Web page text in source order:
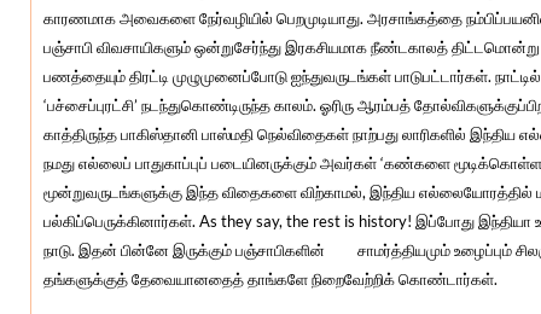
காரணமாக அவைகளை நேர்வழியில் பெறமுடியாது. அரசாங்கத்தை
பஞ்சாபி விவசாயிகளும் ஒன்றுசேர்ந்து இரகசியமாக நீண்டகாலத்
பணத்தையும் திரட்டி முழுமுனைப்போடு ஐந்துவருடங்கள் பாடுபட்டார்கள்.
‘பச்சைப்புரட்சி’ நடந்துகொண்டிருந்த காலம். ஓரிரு ஆரம்பத்
காத்திருந்த பாகிஸ்தானி பாஸ்மதி நெல்விதைகள் நாற்பது லாரிகளில் இந்திய
நமது எல்லைப் பாதுகாப்புப் படையினருக்கும் அவர்கள் ‘கண்களை
மூன்றுவருடங்களுக்கு இந்த விதைகளை விற்காமல், இந்திய எல்லையோரத்தில்
பல்கிப்பெருக்கினார்கள். As they say, the rest is history! இப்போது
நாடு. இதன் பின்னே இருக்கும் பஞ்சாபிகளின் சாமர்த்தியமும் உழைப்பும்
தங்களுக்குத் தேவையானதைத் தாங்களே நிறைவேற்றிக் கொண்டார்கள்.